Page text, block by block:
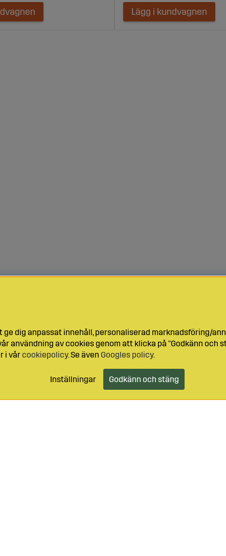
Lägg i kundvagnen
dig anpassat innehåll, personaliserad marknadsföring/
av cookies genom att klicka på "Godkänn och
i vårcookiepolicy. Se även Googles policy.
Inställningar Godkänn och stäng